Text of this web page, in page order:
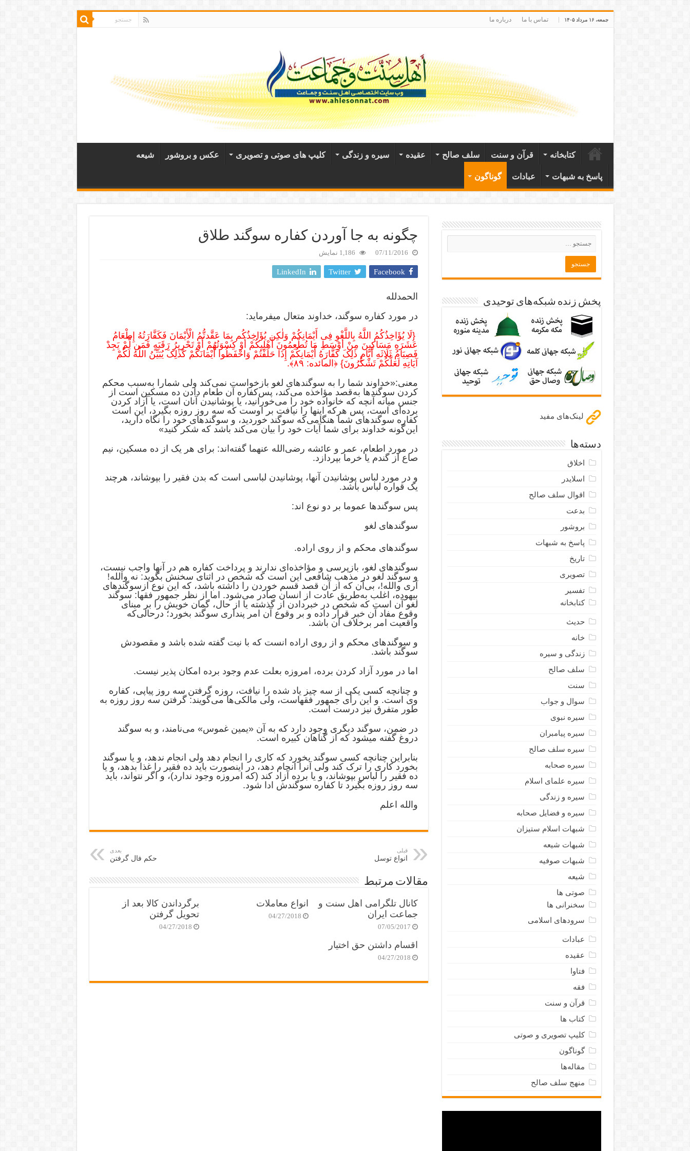
جمعه، ۱۶ مرداد ۱۴۰۵ تماس با ما درباره ما
کتابخانه قرآن و سنت سلف صالح عقيده سیره و زندگی کلیپ های صوتی و تصویری عکس و بروشور شیعه
پاسخ به شبهات عبادات گوناگون
چگونه به جا آوردن کفاره سوگند طلاق
07/11/2016 1,186 نمایش
Facebook
Twitter
LinkedIn
الحمدلله
در مورد کفاره سوگند، خداوند متعال میفرماید:
{لَا یُؤَاخِذُکُمُ اللَّهُ بِاللَّغْوِ فِی أَیْمَانِکُمْ وَلٰکِن یُؤَاخِذُکُم بِمَا عَقَّدتُّمُ الْأَیْمَانَ فَکَفَّارَتُهُ إِطْعَامُ
عَشَرَهِ مَسَاکِینَ مِنْ أَوْسَطِ مَا تُطْعِمُونَ أَهْلِیکُمْ أَوْ کِسْوَتُهُمْ أَوْ تَحْرِیرُ رَقَبَهٍ فَمَن لَّمْ یَجِدْ
فَصِیَامُ ثَلَاثَهِ أَیَّامٍ ذٰلِکَ کَفَّارَهُ أَیْمَانِکُمْ إِذَا حَلَفْتُمْ وَاحْفَظُوا أَیْمَانَکُمْ کَذٰلِکَ یُبَیِّنُ اللَّهُ لَکُمْ
آیَاتِهِ لَعَلَّکُمْ تَشْکُرُونَ} ﴿المائده: ۸۹﴾.
معنی:«خداوند شما را به‌ سوگندهای‌ لغو بازخواست‌ نمی‌کند ولی‌ شمارا به‌سبب‌ محکم
‌کردن‌ سوگندها به‌قصد مؤاخذه‌ می‌کند، پس‌کفاره‌ آن طعام‌ دادن‌ ده‌ مسکین‌ است‌ از
جنس‌ میانه ‌آنچه‌ که‌ خانواده‌ خود را می‌خورانید، یا پوشانیدن‌ آنان‌ است، یا آزاد کردن‌
برده‌ای‌ است، پس‌ هرکه‌ اینها را نیافت‌ بر اوست‌ که‌ سه‌ روز روزه‌ بگیرد، این‌ است‌
کفاره‌ سوگندهای‌ شما هنگامی‌که‌ سوگند خوردید، و سوگندهای‌ خود را نگاه ‌دارید،
این‌گونه‌ خداوند برای‌ شما آیات‌ خود را بیان‌ می‌کند باشد که‌ شکر کنید»
در مورد اطعام، عمر و عائشه‌ رضی‌الله عنهما گفته‌اند: برای‌ هر یک‌ از ده ‌مسکین‌، نیم‌
صاع‌ از گندم‌ یا خرما بپردازد.
و در مورد لباس پوشانیدن آنها، پوشانیدن‌ لباسی‌ است که بدن فقیر را بپوشاند، هرچند
یک‌ قواره‌ لباس‌ باشد.
پس‌ سوگندها عموما بر دو نوع‌ اند:
سوگندهای‌ لغو
سوگندهای‌ محکم‌ و از روی‌ اراده‌.
سوگندهای‌ لغو، بازپرسی‌ و مؤاخذه‌ای‌ ندارند و پرداخت‌ کفاره‌ هم‌ در آنها واجب‌ نیست،
و سوگند لغو در مذهب‌ شافعی این‌ است‌ که‌ شخص‌ در اثنای‌ سخنش‌ بگوید: نه‌ والله!
آری‌ والله!، بی‌آن‌ که‌ از آن‌ قصد قسم‌ خوردن‌ را داشته ‌باشد، که‌ این‌ نوع‌ ازسوگندهای‌
بیهوده‌، اغلب‌ به‌طریق‌ عادت‌ از انسان‌ صادر می‌شود. اما از نظر جمهور فقها: سوگند
لغو آن‌ است‌ که‌ شخص‌ در خبردادن‌ از گذشته‌ یا از حال‌، گمان‌ خویش‌ را بر مبنای‌
وقوع‌ مفاد آن‌ خبر قرار داده‌ و بر وقوع‌ آن‌ امر پنداری ‌سوگند بخورد؛ درحالی‌که‌
واقعیت‌ امر برخلاف‌ آن‌ باشد.
و سوگندهای‌ محکم‌ و از روی‌ اراده‌ انست که با نیت گفته شده باشد و مقصودش
سوگند باشد.
اما در مورد آزاد کردن برده، امروزه بعلت عدم وجود برده امکان پذیر نیست.
و چنانچه کسی‌ یکی ‌از سه‌ چیز یاد شده‌ را نیافت‌، روزه ‌گرفتن‌ سه‌ روز پیاپی‌، کفاره‌
وی‌ است‌. و این ‌رأی‌ جمهور فقهاست، ولی مالکی‌ها می‌گویند: گرفتن‌ سه‌ روز روزه‌ به
‌طور متفرق ‌نیز درست‌ است‌.
در ضمن، سوگند دیگری وجود دارد که به آن «یمین‌ غموس» می‌نامند، و به سوگند
دروغ گفته میشود که از گناهان کبیره است.
بنابراین چنانچه کسی سوگند بخورد که کاری را انجام دهد ولی انجام ندهد، و یا سوگند
بخورد کاری را ترک کند ولی آنرا انجام دهد، در اینصورت باید ده فقیر را غذا بدهد، و یا
ده فقیر را لباس بپوشاند، و یا برده آزاد کند (که امروزه وجود ندارد)، و اگر نتواند، باید
سه روز روزه بگیرد تا کفاره سوگندش ادا شود.
والله اعلم
قبلی
انواع توسل
بعدی
حکم فال گرفتن
مقالات مرتبط
کانال تلگرامی اهل سنت و
جماعت ایران
07/05/2017
انواع معاملات
04/27/2018
برگرداندن کالا بعد از
تحویل گرفتن
04/27/2018
اقسام داشتن حق اختیار
04/27/2018
پخش زنده شبکه‌های توحیدی
لینک‌های مفید
دسته‌ها
اخلاق
اسلایدر
اقوال سلف صالح
بدعت
بروشور
پاسخ به شبهات
تاریخ
تصویری
تفسیر
کتابخانه
حدیث
خانه
زندگی و سیره
سلف صالح
سنت
سوال و جواب
سیره نبوى
سیره پیامبران
سیره سلف صالح
سیره صحابه
سیره علمای اسلام
سیره و زندگی
سیره و فضایل صحابه
شبهات اسلام ستیزان
شبهات شیعه
شبهات صوفیه
شیعه
صوتی ها
سخنرانی ها
سرودهای اسلامی
عبادات
عقیده
فتاوا
فقه
قرآن و سنت
کتاب ها
کلیپ تصویری و صوتی
گوناگون
مقاله‌ها
منهج سلف صالح